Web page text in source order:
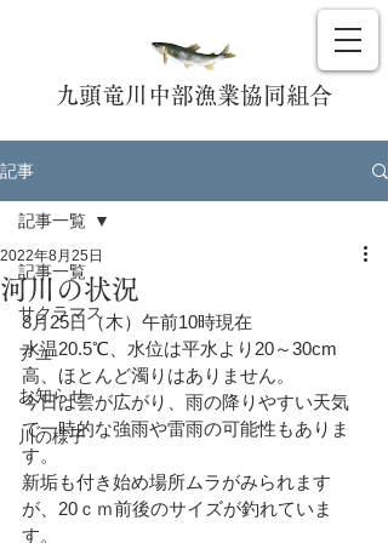
九頭竜川中部漁業協同組合
記事
記事一覧
サクラマス
アユ
お知らせ
川の様子
記事一覧
河川の状況
2022年8月25日
8月25日（木）午前10時現在
水温20.5℃、水位は平水より20～30cm
高、ほとんど濁りはありません。
今日は雲が広がり、雨の降りやすい天気
で一時的な強雨や雷雨の可能性もありま
す。
新垢も付き始め場所ムラがみられます
が、20ｃｍ前後のサイズが釣れていま
す。